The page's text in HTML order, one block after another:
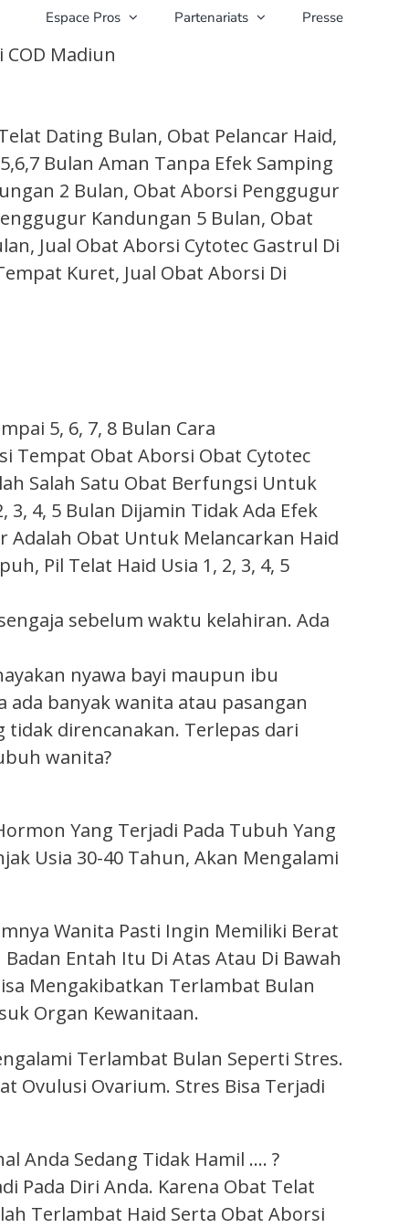
Espace Pros Partenariats Presse
Madiun
Dating Bulan, Obat Pelancar Haid,
Bulan Aman Tanpa Efek Samping
2 Bulan, Obat Aborsi Penggugur
Kandungan 5 Bulan, Obat
Jual Obat Aborsi Cytotec Gastrul Di
Kuret, Jual Obat Aborsi Di
5, 6, 7, 8 Bulan Cara
Tempat Obat Aborsi Obat Cytotec
Salah Satu Obat Berfungsi Untuk
4, 5 Bulan Dijamin Tidak Ada Efek
Adalah Obat Untuk Melancarkan Haid
Pil Telat Haid Usia 1, 2, 3, 4, 5
sebelum waktu kelahiran. Ada
nyawa bayi maupun ibu
banyak wanita atau pasangan
direncanakan. Terlepas dari
wanita?
Yang Terjadi Pada Tubuh Yang
Usia 30-40 Tahun, Akan Mengalami
Wanita Pasti Ingin Memiliki Berat
Entah Itu Di Atas Atau Di Bawah
Mengakibatkan Terlambat Bulan
Organ Kewanitaan.
Terlambat Bulan Seperti Stres.
Ovulusi Ovarium. Stres Bisa Terjadi
Anda Sedang Tidak Hamil …. ?
Pada Diri Anda. Karena Obat Telat
Terlambat Haid Serta Obat Aborsi